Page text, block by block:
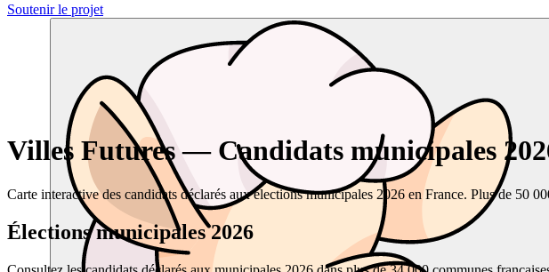
Soutenir le projet
Villes Futures — Candidats municipales
Carte interactive des candidats déclarés aux élections municipales 2026 en France. Plus de 50
Élections municipales 2026